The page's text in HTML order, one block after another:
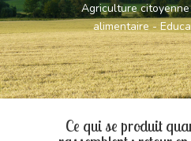
Agriculture
alimentaire -
Ce qui se produit